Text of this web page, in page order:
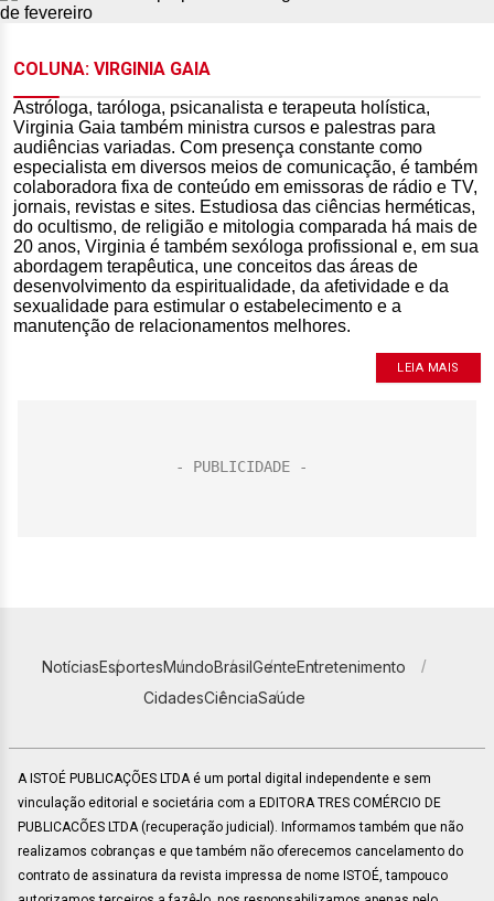
COLUNA: VIRGINIA GAIA
Astróloga, taróloga, psicanalista e terapeuta holística,
Virginia Gaia também ministra cursos e palestras para
audiências variadas. Com presença constante como
especialista em diversos meios de comunicação, é também
colaboradora fixa de conteúdo em emissoras de rádio e TV,
jornais, revistas e sites. Estudiosa das ciências herméticas,
do ocultismo, de religião e mitologia comparada há mais de
20 anos, Virginia é também sexóloga profissional e, em sua
abordagem terapêutica, une conceitos das áreas de
desenvolvimento da espiritualidade, da afetividade e da
sexualidade para estimular o estabelecimento e a
manutenção de relacionamentos melhores.
LEIA MAIS
NotíciasEsportesMundoBrasilGenteEntretenimento
CidadesCiênciaSaúde
A ISTOÉ PUBLICAÇÕES LTDA é um portal digital independente e sem
vinculação editorial e societária com a EDITORA TRES COMÉRCIO DE
PUBLICACÕES LTDA (recuperação judicial). Informamos também que não
realizamos cobranças e que também não oferecemos cancelamento do
contrato de assinatura da revista impressa de nome ISTOÉ, tampouco